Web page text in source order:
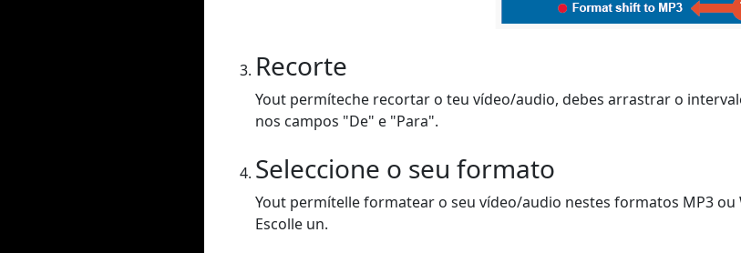
Recorte
Yout permíteche recortar o teu vídeo/audio, debes arrastrar o
nos campos "De" e "Para".
Seleccione o seu formato
Yout permítelle formatear o seu vídeo/audio nestes formatos MP3 ou
Escolle un.